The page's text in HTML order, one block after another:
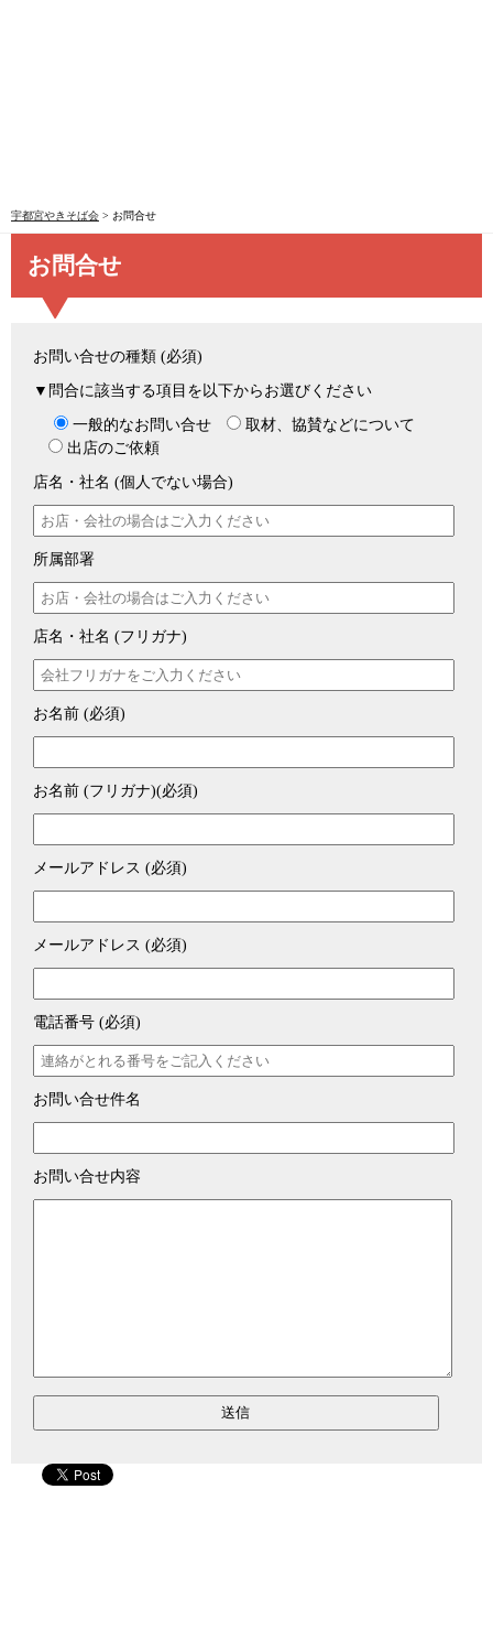
宇都宮やきそば会 > お問合せ
お問合せ
お問い合せの種類 (必須)
▼問合に該当する項目を以下からお選びください
一般的なお問い合せ
取材、協賛などについて
出店のご依頼
店名・社名 (個人でない場合)
所属部署
店名・社名 (フリガナ)
お名前 (必須)
お名前 (フリガナ)(必須)
メールアドレス (必須)
メールアドレス (必須)
電話番号 (必須)
お問い合せ件名
お問い合せ内容